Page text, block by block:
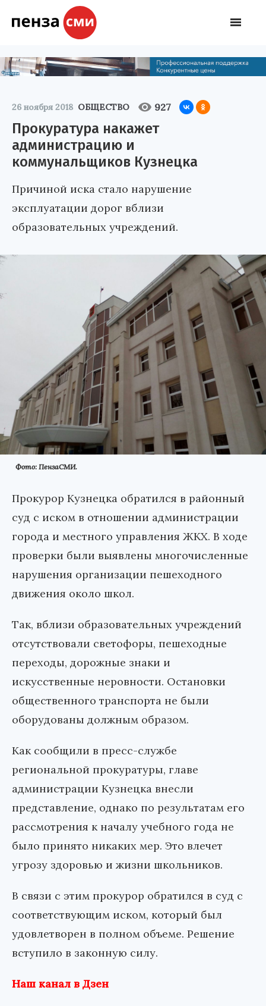
26 ноября 2018 ОБЩЕСТВО 927
Прокуратура накажет
администрацию и
коммунальщиков Кузнецка
Причиной иска стало нарушение
эксплуатации дорог вблизи
образовательных учреждений.
Фото: ПензаСМИ.
Прокурор Кузнецка обратился в районный
суд с иском в отношении администрации
города и местного управления ЖКХ. В ходе
проверки были выявлены многочисленные
нарушения организации пешеходного
движения около школ.
Так, вблизи образовательных учреждений
отсутствовали светофоры, пешеходные
переходы, дорожные знаки и
искусственные неровности. Остановки
общественного транспорта не были
оборудованы должным образом.
Как сообщили в пресс-службе
региональной прокуратуры, главе
администрации Кузнецка внесли
представление, однако по результатам его
рассмотрения к началу учебного года не
было принято никаких мер. Это влечет
угрозу здоровью и жизни школьников.
В связи с этим прокурор обратился в суд с
соответствующим иском, который был
удовлетворен в полном объеме. Решение
вступило в законную силу.
Наш канал в Дзен